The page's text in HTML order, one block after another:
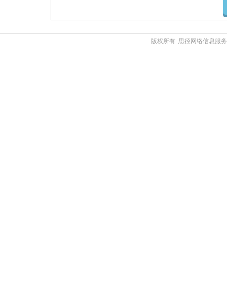
版权所有 思径网络信息服